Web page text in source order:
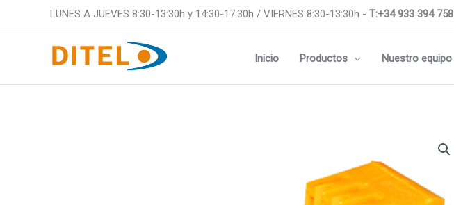
LUNES A JUEVES 8:30-13:30h y 14:30-17:30h / VIERNES 8:30-13:30h - T:+34 933 394 758
Inicio Productos Nuestro equipo